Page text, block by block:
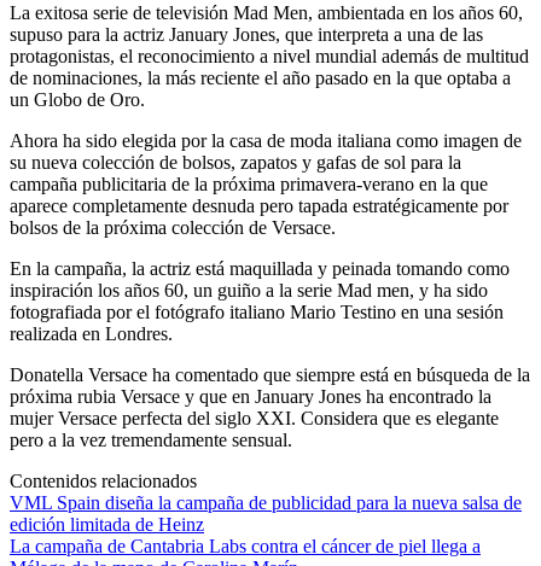
La exitosa serie de televisión Mad Men, ambientada en los años 60,
supuso para la actriz January Jones, que interpreta a una de las
protagonistas, el reconocimiento a nivel mundial además de multitud
de nominaciones, la más reciente el año pasado en la que optaba a
un Globo de Oro.
Ahora ha sido elegida por la casa de moda italiana como imagen de
su nueva colección de bolsos, zapatos y gafas de sol para la
campaña publicitaria de la próxima primavera-verano en la que
aparece completamente desnuda pero tapada estratégicamente por
bolsos de la próxima colección de Versace.
En la campaña, la actriz está maquillada y peinada tomando como
inspiración los años 60, un guiño a la serie Mad men, y ha sido
fotografiada por el fotógrafo italiano Mario Testino en una sesión
realizada en Londres.
Donatella Versace ha comentado que siempre está en búsqueda de la
próxima rubia Versace y que en January Jones ha encontrado la
mujer Versace perfecta del siglo XXI. Considera que es elegante
pero a la vez tremendamente sensual.
Contenidos relacionados
VML Spain diseña la campaña de publicidad para la nueva salsa de
edición limitada de Heinz
La campaña de Cantabria Labs contra el cáncer de piel llega a